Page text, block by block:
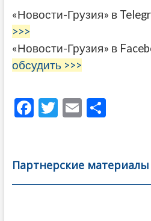
«Новости-Грузия» в
>>>
«Новости-Грузия» в
обсудить >>>
F
b
o
T
er
E
l
О
а
в
Партнерские материалы